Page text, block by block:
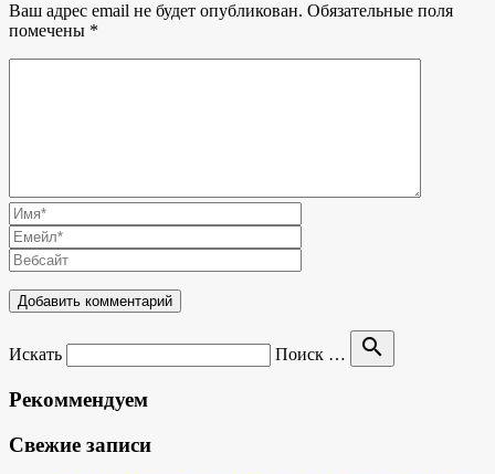
Ваш адрес email не будет опубликован. Обязательные поля
помечены *
Искать Поиск … search
Рекоммендуем
Свежие записи